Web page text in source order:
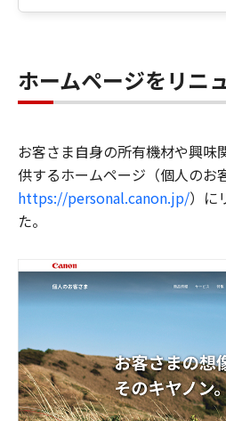
ホームページをリニ
お客さま自身の所有機材や興味
供するホームページ（個人のお
https://personal.canon.jp/）に
た。